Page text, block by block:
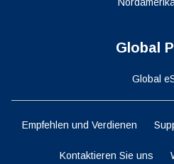
Global
Global
Empfehlen und Verdienen
Kontaktieren Sie uns